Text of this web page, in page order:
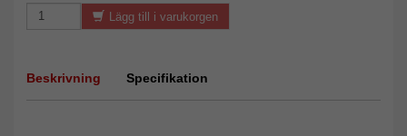
Lägg till i varukorgen
Beskrivning Specifikation